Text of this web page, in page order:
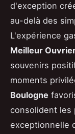
d'exception
au-delà des
L'expérience
Meilleur
souvenirs
moments
Boulogne
consolident les
exceptionnelle